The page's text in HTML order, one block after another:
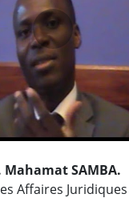
Mahamat SAMBA.
Affaires